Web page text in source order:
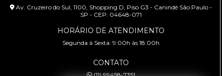
Av. Cruzeiro do Sul, 1100, Shopping D, Piso G3 - Canindé São Paulo -
SP - CEP: 04648-071
HORÁRIO DE ATENDIMENTO
Segunda à Sexta: 9:00h às 18:00h
CONTATO